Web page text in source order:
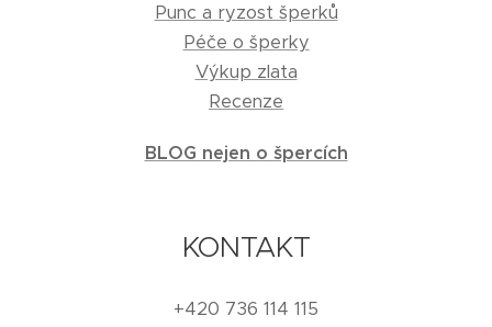
Punc a ryzost šperků
Péče o šperky
Výkup zlata
Recenze
BLOG nejen o špercích
KONTAKT
+420 736 114 115